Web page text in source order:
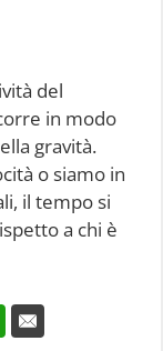
del
in modo
gravità.
o siamo in
il tempo si
a chi è